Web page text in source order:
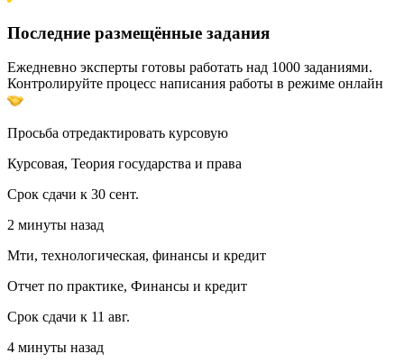
Последние размещённые задания
Ежедневно эксперты готовы работать над 1000 заданиями.
Контролируйте процесс написания работы в режиме онлайн
Просьба отредактировать курсовую
Курсовая, Теория государства и права
Срок сдачи к 30 сент.
2 минуты назад
Мти, технологическая, финансы и кредит
Отчет по практике, Финансы и кредит
Срок сдачи к 11 авг.
4 минуты назад